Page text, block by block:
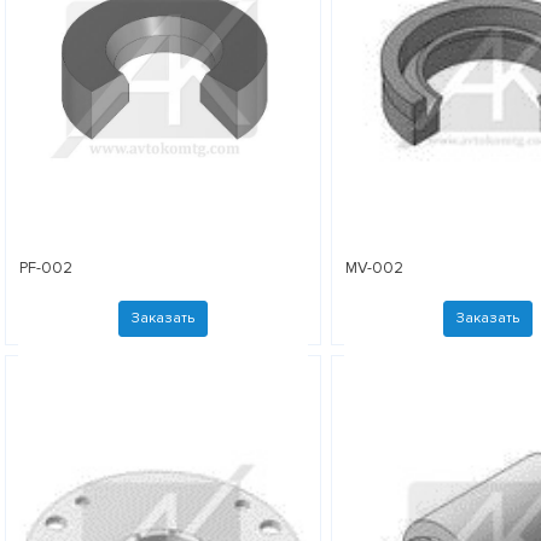
PF-002
Заказать
MV-002
Заказать